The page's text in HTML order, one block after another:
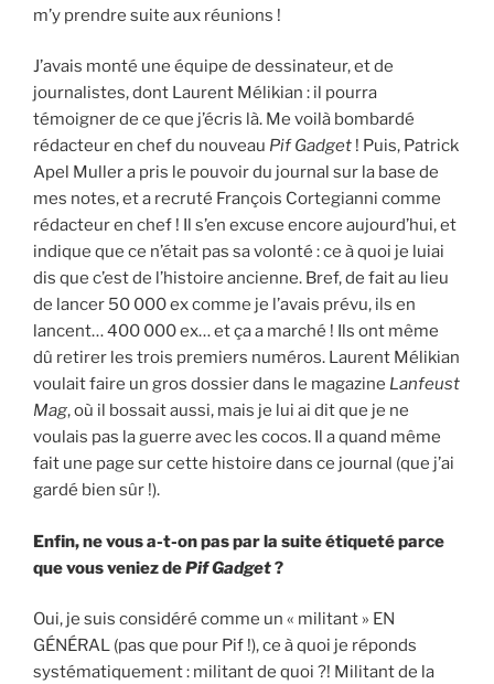
m’y prendre suite aux réunions !
J’avais monté une équipe de dessinateur, et de
journalistes, dont Laurent Mélikian : il pourra
témoigner de ce que j’écris là. Me voilà bombardé
rédacteur en chef du nouveau Pif Gadget ! Puis, Patrick
Apel Muller a pris le pouvoir du journal sur la base de
mes notes, et a recruté François Cortegianni comme
rédacteur en chef ! Il s’en excuse encore aujourd’hui, et
indique que ce n’était pas sa volonté : ce à quoi je luiai
dis que c’est de l’histoire ancienne. Bref, de fait au lieu
de lancer 50 000 ex comme je l’avais prévu, ils en
lancent… 400 000 ex… et ça a marché ! Ils ont même
dû retirer les trois premiers numéros. Laurent Mélikian
voulait faire un gros dossier dans le magazine Lanfeust
Mag, où il bossait aussi, mais je lui ai dit que je ne
voulais pas la guerre avec les cocos. Il a quand même
fait une page sur cette histoire dans ce journal (que j’ai
gardé bien sûr !).
Enfin, ne vous a-t-on pas par la suite étiqueté parce
que vous veniez dePif Gadget?
Oui, je suis considéré comme un « militant » EN
GÉNÉRAL (pas que pour Pif !), ce à quoi je réponds
systématiquement : militant de quoi ?! Militant de la